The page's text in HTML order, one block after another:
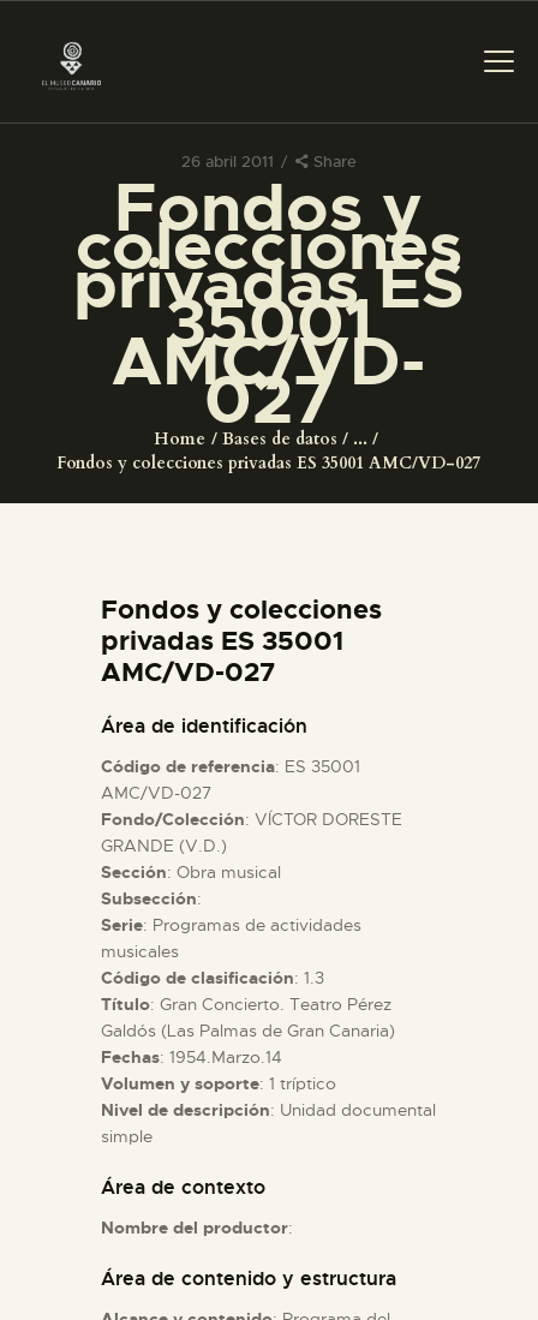
26 abril 2011 Share
Fondos y
colecciones
privadas ES
35001
AMC/VD-
027
Home Bases de datos
...
Fondos y colecciones privadas ES 35001 AMC/VD-027
PREPARAR LA VISITA
ACTIVIDADES
█
EL MUSEO
ESPAÑOL
ACTIVIDADES
█
EL MUSEO
COLECCIONES
DIDÁCTICA
ESPAÑOL
Fondos y colecciones
privadas ES 35001
AMC/VD-027
Área de identificación
Código de referencia: ES 35001
AMC/VD-027
Fondo/Colección: VÍCTOR DORESTE
GRANDE (V.D.)
Sección: Obra musical
Subsección:
Serie: Programas de actividades
musicales
Código de clasificación: 1.3
Título: Gran Concierto. Teatro Pérez
Galdós (Las Palmas de Gran Canaria)
Fechas: 1954.Marzo.14
Volumen y soporte: 1 tríptico
Nivel de descripción: Unidad documental
simple
Área de contexto
Nombre del productor:
Área de contenido y estructura